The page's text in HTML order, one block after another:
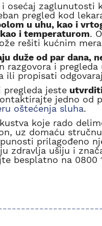
osećaj zaglunutosti
pregled kod
u uhu, kao i
i temperaturom.
rešiti kućnim
duže od par dana,
razgovora i
ili propisati
pregleda jeste
jedno od
oštećenja sluha.
koje rado
uz domaću
prilagođeno
zdravlja ušiju i
besplatno na 0800